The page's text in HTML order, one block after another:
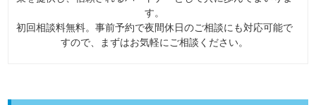
す。
初回相談料無料。事前予約で夜間休日のご相談にも対応可能で
すので、まずはお気軽にご相談ください。